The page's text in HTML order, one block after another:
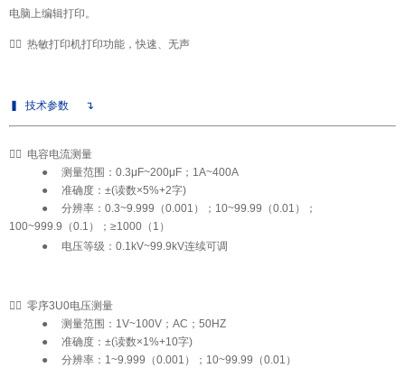
电脑上编辑打印。
 ✔ 热敏打印机打印功能，快速、无声
技术参数 ↴
 ✔ 电容电流测量
●
测量范围：0.3μF~200μF；1A~400A
●
准确度：±(读数×5%+2字)
●
分辨率：0.3~9.999（0.001）；10~99.99（0.01）；
100~999.9（0.1）；≥1000（1）
●
电压等级：0.1kV~99.9kV连续可调
 ✔ 零序3U0电压测量
●
测量范围：1V~100V；AC；50HZ
●
准确度：±(读数×1%+10字)
●
分辨率：1~9.999（0.001）；10~99.99（0.01）